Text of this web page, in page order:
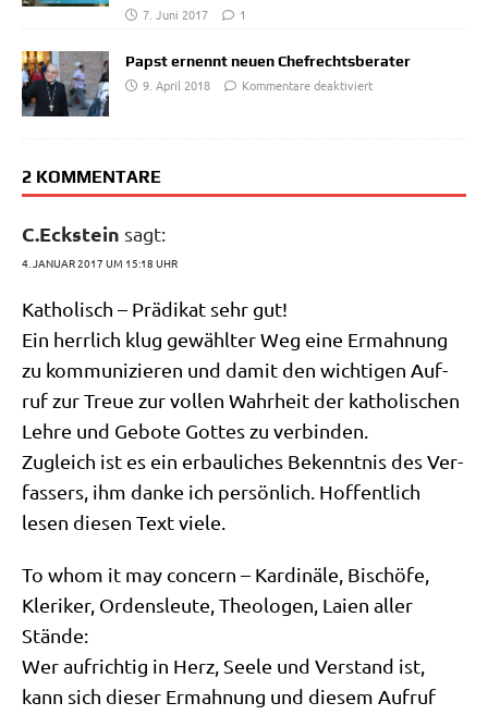
7. Juni 2017
1
Papst ernennt neuen Chefrechtsberater
9. April 2018
Kommentare deaktiviert
2 KOMMENTARE
C.Eckstein sagt:
4. JANUAR 2017 UM 15:18 UHR
Katho­lisch – Prä­di­kat sehr gut!
Ein herr­lich klug gewähl­ter Weg eine Ermah­nung
zu kom­mu­ni­zie­ren und damit den wich­ti­gen Auf­
ruf zur Treue zur vol­len Wahr­heit der katho­li­schen
Leh­re und Gebo­te Got­tes zu verbinden.
Zugleich ist es ein erbau­li­ches Bekennt­nis des Ver­
fas­sers, ihm dan­ke ich per­sön­lich. Hof­fent­lich
lesen die­sen Text viele.
To whom it may con­cern – Kar­di­nä­le, Bischö­fe,
Kle­ri­ker, Ordens­leu­te, Theo­lo­gen, Lai­en aller
Stände:
Wer auf­rich­tig in Herz, See­le und Ver­stand ist,
kann sich die­ser Ermah­nung und die­sem Auf­ruf